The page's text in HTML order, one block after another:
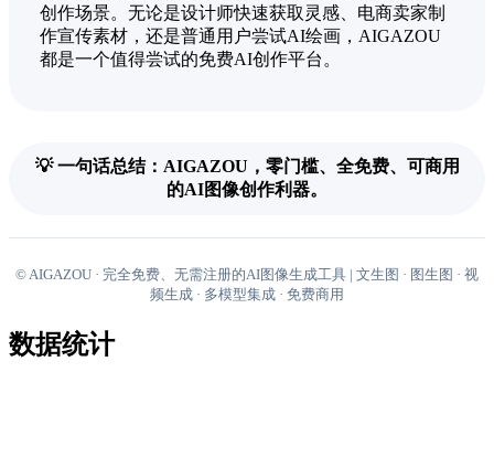
创作场景。无论是设计师快速获取灵感、电商卖家制
作宣传素材，还是普通用户尝试AI绘画，AIGAZOU
都是一个值得尝试的免费AI创作平台。
💡 一句话总结：AIGAZOU，零门槛、全免费、可商用
的AI图像创作利器。
© AIGAZOU · 完全免费、无需注册的AI图像生成工具 | 文生图 · 图生图 · 视
频生成 · 多模型集成 · 免费商用
数据统计